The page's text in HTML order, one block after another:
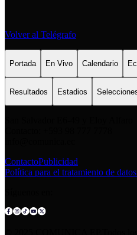
Volver al Telégrafo
Portada En Vivo Calendario
Resultados Estadios
ContactoPublicidad
Política para el tratamiento de